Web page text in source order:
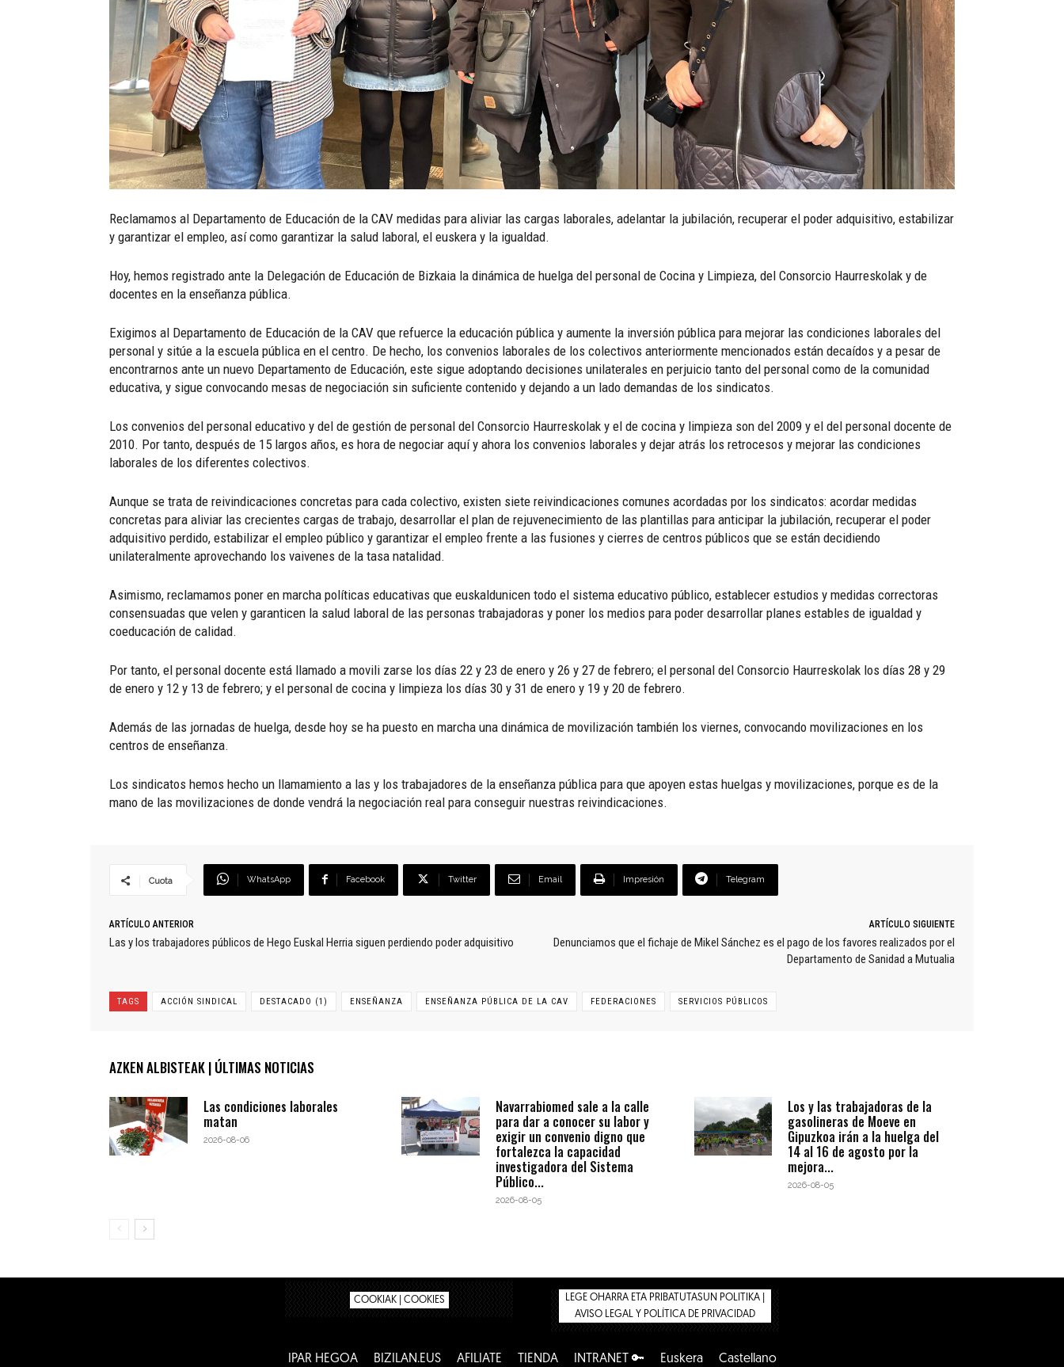
Reclamamos al Departamento de Educación de la CAV medidas para aliviar las cargas laborales, adelantar la jubilación, recuperar el poder adquisitivo, estabilizar
y garantizar el empleo, así como garantizar la salud laboral, el euskera y la igualdad.
Hoy, hemos registrado ante la Delegación de Educación de Bizkaia la dinámica de huelga del personal de Cocina y Limpieza, del Consorcio Haurreskolak y de
docentes en la enseñanza pública.
Exigimos al Departamento de Educación de la CAV que refuerce la educación pública y aumente la inversión pública para mejorar las condiciones laborales del
personal y sitúe a la escuela pública en el centro. De hecho, los convenios laborales de los colectivos anteriormente mencionados están decaídos y a pesar de
encontrarnos ante un nuevo Departamento de Educación, este sigue adoptando decisiones unilaterales en perjuicio tanto del personal como de la comunidad
educativa, y sigue convocando mesas de negociación sin suficiente contenido y dejando a un lado demandas de los sindicatos.
Los convenios del personal educativo y del de gestión de personal del Consorcio Haurreskolak y el de cocina y limpieza son del 2009 y el del personal docente de
2010. Por tanto, después de 15 largos años, es hora de negociar aquí y ahora los convenios laborales y dejar atrás los retrocesos y mejorar las condiciones
laborales de los diferentes colectivos.
Aunque se trata de reivindicaciones concretas para cada colectivo, existen siete reivindicaciones comunes acordadas por los sindicatos: acordar medidas
concretas para aliviar las crecientes cargas de trabajo, desarrollar el plan de rejuvenecimiento de las plantillas para anticipar la jubilación, recuperar el poder
adquisitivo perdido, estabilizar el empleo público y garantizar el empleo frente a las fusiones y cierres de centros públicos que se están decidiendo
unilateralmente aprovechando los vaivenes de la tasa natalidad.
Asimismo, reclamamos poner en marcha políticas educativas que euskaldunicen todo el sistema educativo público, establecer estudios y medidas correctoras
consensuadas que velen y garanticen la salud laboral de las personas trabajadoras y poner los medios para poder desarrollar planes estables de igualdad y
coeducación de calidad.
Por tanto, el personal docente está llamado a movili zarse los días 22 y 23 de enero y 26 y 27 de febrero; el personal del Consorcio Haurreskolak los días 28 y 29
de enero y 12 y 13 de febrero; y el personal de cocina y limpieza los días 30 y 31 de enero y 19 y 20 de febrero.
Además de las jornadas de huelga, desde hoy se ha puesto en marcha una dinámica de movilización también los viernes, convocando movilizaciones en los
centros de enseñanza.
Los sindicatos hemos hecho un llamamiento a las y los trabajadores de la enseñanza pública para que apoyen estas huelgas y movilizaciones, porque es de la
mano de las movilizaciones de donde vendrá la negociación real para conseguir nuestras reivindicaciones.
Cuota WhatsApp Facebook Twitter Email Impresión Telegram
ARTÍCULO ANTERIOR
Las y los trabajadores públicos de Hego Euskal Herria siguen perdiendo poder adquisitivo
ARTÍCULO SIGUIENTE
Denunciamos que el fichaje de Mikel Sánchez es el pago de los favores realizados por el
Departamento de Sanidad a Mutualia
TAGS ACCIÓN SINDICAL DESTACADO (1) ENSEÑANZA ENSEÑANZA PÚBLICA DE LA CAV FEDERACIONES SERVICIOS PÚBLICOS
AZKEN ALBISTEAK | ÚLTIMAS NOTICIAS
Las condiciones laborales
matan
2026-08-06
Navarrabiomed sale a la calle
para dar a conocer su labor y
exigir un convenio digno que
fortalezca la capacidad
investigadora del Sistema
Público...
2026-08-05
Los y las trabajadoras de la
gasolineras de Moeve en
Gipuzkoa irán a la huelga del
14 al 16 de agosto por la
mejora...
2026-08-05
COOKIAK | COOKIES
LEGE OHARRA ETA PRIBATUTASUN POLITIKA |
AVISO LEGAL Y POLÍTICA DE PRIVACIDAD
IPAR HEGOA BIZILAN.EUS AFÍLIATE TIENDA INTRANET 🔑 Euskera Castellano